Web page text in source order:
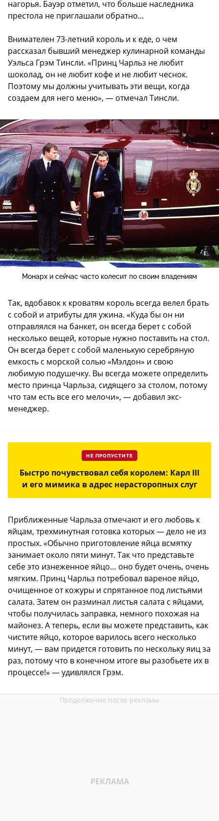
нагорья. Бауэр отметил, что больше наследника
престола не приглашали обратно...
Внимателен 73-летний король и к еде, о чем
рассказал бывший менеджер кулинарной команды
Уэльса Грэм Тинсли. «Принц Чарльз не любит
шоколад, он не любит кофе и не любит чеснок.
Поэтому мы должны учитывать эти вещи, когда
создаем для него меню», — отмечал Тинсли.
Монарх и сейчас часто колесит по своим владениям
Так, вдобавок к кроватям король всегда велел брать
с собой и атрибуты для ужина. «Куда бы он ни
отправлялся на банкет, он всегда берет с собой
несколько вещей, которые нужно поставить на стол.
Он всегда берет с собой маленькую серебряную
емкость с морской солью «Мэлдон» и свою
любимую подушечку. Вы всегда можете определить
место принца Чарльза, сидящего за столом, потому
что там есть все его мелочи», — добавил экс-
менеджер.
НЕ ПРОПУСТИТЕ
Быстро почувствовал себя королем: Карл III
и его мимика в адрес нерасторопных слуг
Приближенные Чарльза отмечают и его любовь к
яйцам, трехминутная готовка которых — дело не из
простых. «Обычно приготовление яйца всмятку
занимает около пяти минут. Так что представьте
себе это изнеженное яйцо… оно будет очень, очень
мягким. Принц Чарльз потребовал вареное яйцо,
очищенное от кожуры и спрятанное под листьями
салата. Затем он разминал листья салата с яйцами,
чтобы получилась заправка, немного похожая на
майонез. А теперь, если вы можете представить, как
чистите яйцо, которое варилось всего несколько
минут, — вам придется готовить по нескольку яиц за
раз, потому что в конечном итоге вы разобьете их в
процессе!» — удивлялся Грэм.